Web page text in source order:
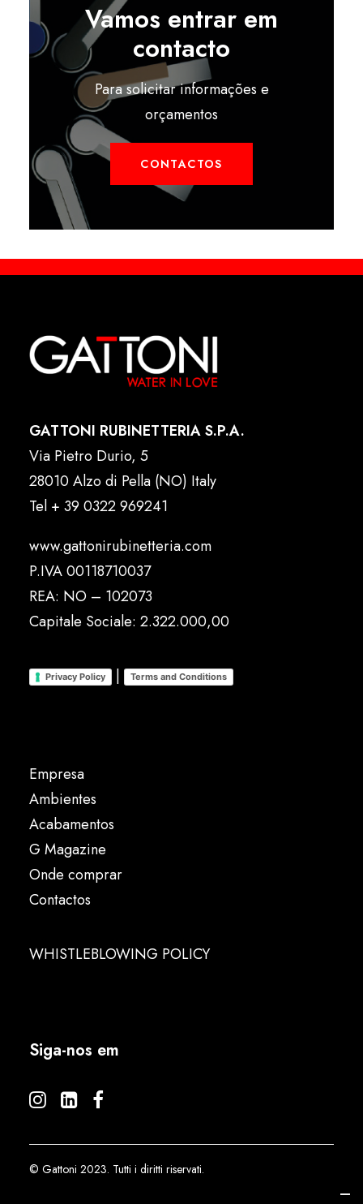
Vamos entrar em
contacto
Para solicitar informações e
orçamentos
CONTACTOS
GATTONI RUBINETTERIA S.P.A.
Via Pietro Durio, 5
28010 Alzo di Pella (NO) Italy
Tel + 39 0322 969241
www.gattonirubinetteria.com
P.IVA 00118710037
REA: NO – 102073
Capitale Sociale: 2.322.000,00
Privacy Policy | Terms and Conditions
Empresa
Ambientes
Acabamentos
G Magazine
Onde comprar
Contactos
WHISTLEBLOWING POLICY
Siga-nos em
© Gattoni 2023. Tutti i diritti riservati.